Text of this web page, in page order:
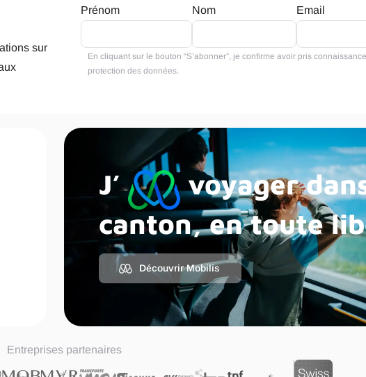
sur
Prénom Nom Email
En cliquant sur le bouton “S’abonner”, je confirme avoir pris
protection des données.
J’
voyager
canton, en toute
Découvrir Mobilis
Entreprises partenaires